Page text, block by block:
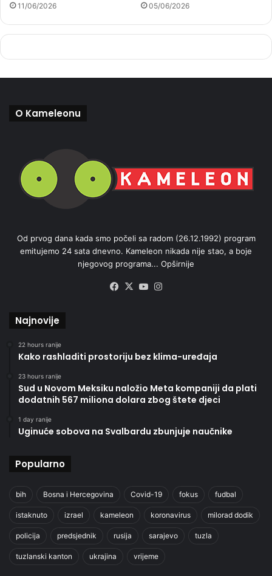
11/06/2026 05/06/2026
O Kameleonu
Od prvog dana kada smo počeli sa radom (26.12.1992) program
emitujemo 24 sata dnevno. Kameleon nikada nije stao, a boje
njegovog programa... Opširnije
Facebook
X YouTube
Najnovije
22 hours ranije
Kako rashladiti prostoriju bez klima-uređaja
23 hours ranije
Sud u Novom Meksiku naložio Meta kompaniji da plati
dodatnih 567 miliona dolara zbog štete djeci
1 day ranije
Uginuće sobova na Svalbardu zbunjuje naučnike
Popularno
bih Bosna i Hercegovina Covid-19 fokus fudbal
istaknuto izrael kameleon koronavirus milorad dodik
policija predsjednik rusija sarajevo tuzla
tuzlanski kanton ukrajina vrijeme